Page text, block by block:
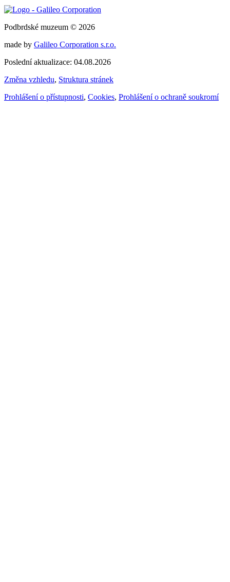
Podbrdské muzeum © 2026
made by Galileo Corporation s.r.o.
Poslední aktualizace: 04.08.2026
Změna vzhledu, Struktura stránek
Prohlášení o přístupnosti, Cookies, Prohlášení o ochraně soukromí